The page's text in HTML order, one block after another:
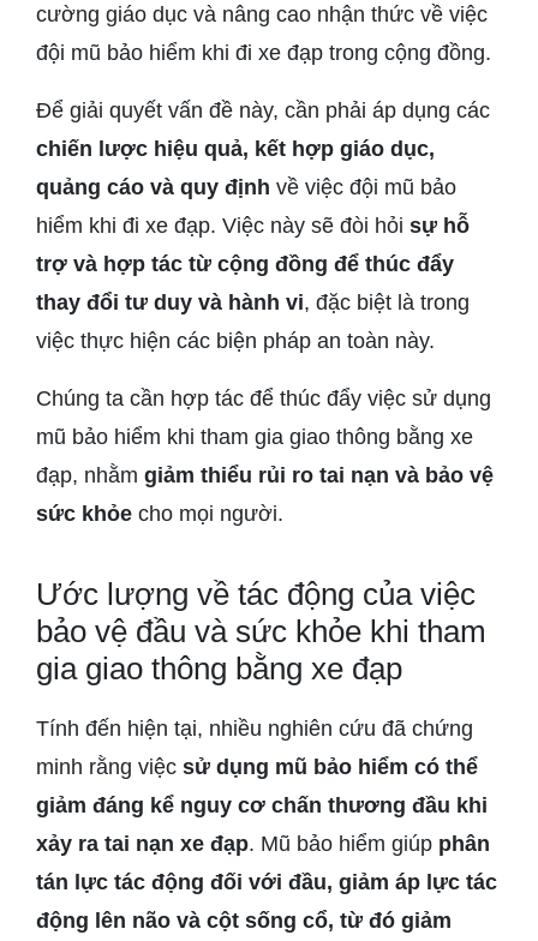
cường giáo dục và nâng cao nhận thức về việc
đội mũ bảo hiểm khi đi xe đạp trong cộng đồng.
Để giải quyết vấn đề này, cần phải áp dụng các
chiến lược hiệu quả, kết hợp giáo dục,
quảng cáo và quy định về việc đội mũ bảo
hiểm khi đi xe đạp. Việc này sẽ đòi hỏi sự hỗ
trợ và hợp tác từ cộng đồng để thúc đẩy
thay đổi tư duy và hành vi, đặc biệt là trong
việc thực hiện các biện pháp an toàn này.
Chúng ta cần hợp tác để thúc đẩy việc sử dụng
mũ bảo hiểm khi tham gia giao thông bằng xe
đạp, nhằm giảm thiểu rủi ro tai nạn và bảo vệ
sức khỏe cho mọi người.
Ước lượng về tác động của việc
bảo vệ đầu và sức khỏe khi tham
gia giao thông bằng xe đạp
Tính đến hiện tại, nhiều nghiên cứu đã chứng
minh rằng việc sử dụng mũ bảo hiểm có thể
giảm đáng kể nguy cơ chấn thương đầu khi
xảy ra tai nạn xe đạp. Mũ bảo hiểm giúp phân
tán lực tác động đối với đầu, giảm áp lực tác
động lên não và cột sống cổ, từ đó giảm